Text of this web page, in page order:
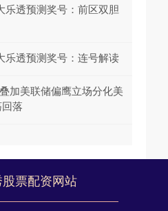
乐透预测奖号：前区双胆
乐透预测奖号：连号解读
加美联储偏鹰立场分化美
落
票配资网站